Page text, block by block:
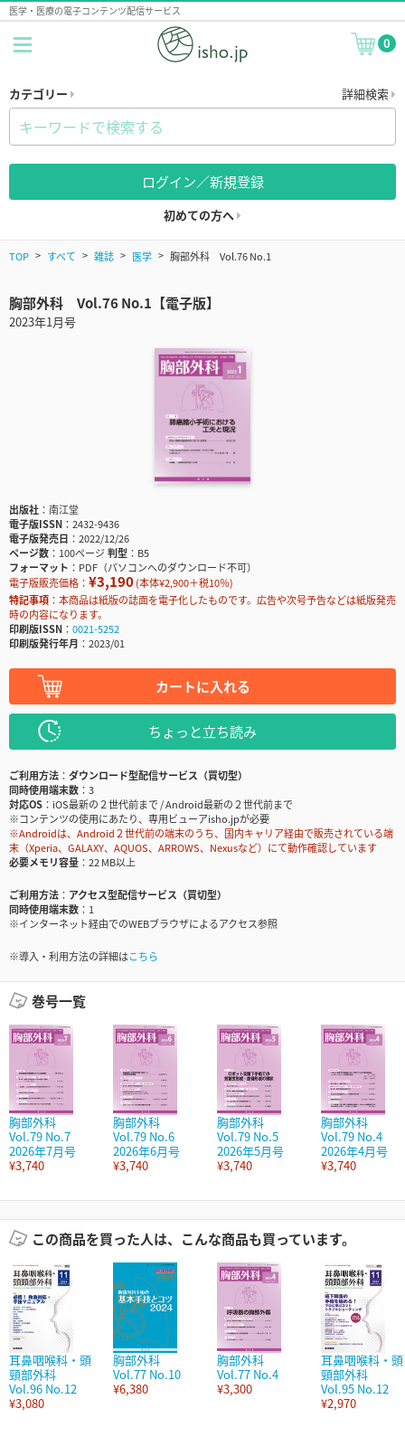
医学・医療の電子コンテンツ配信サービス
0
カテゴリー 詳細検索
ログイン／新規登録
初めての方へ
TOP すべて 雑誌 医学 胸部外科 Vol.76 No.1
胸部外科 Vol.76 No.1【電子版】
2023年1月号
出版社
南江堂
電子版ISSN
2432-9436
電子版発売日
2022/12/26
ページ数
100ページ判型
B5
フォーマット
PDF（パソコンへのダウンロード不可）
電子版販売価格： ¥3,190(本体¥2,900＋税10％)
特記事項
本商品は紙版の誌面を電子化したものです。広告や次号予告などは紙版発売
時の内容になります。
印刷版ISSN
0021-5252
印刷版発行年月
2023/01
カートに入れる
ちょっと立ち読み
ご利用方法
ダウンロード型配信サービス（買切型）
同時使用端末数
3
対応OS
iOS最新の２世代前まで / Android最新の２世代前まで
※コンテンツの使用にあたり、専用ビューアisho.jpが必要
※Androidは、Android２世代前の端末のうち、国内キャリア経由で販売されている端
末（Xperia、GALAXY、AQUOS、ARROWS、Nexusなど）にて動作確認しています
必要メモリ容量
22 MB以上
ご利用方法
アクセス型配信サービス（買切型）
同時使用端末数
1
※インターネット経由でのWEBブラウザによるアクセス参照
※導入・利用方法の詳細はこちら
巻号一覧
胸部外科
Vol.79 No.7
2026年7月号
¥3,740
胸部外科
Vol.79 No.6
2026年6月号
¥3,740
胸部外科
Vol.79 No.5
2026年5月号
¥3,740
胸部外科
Vol.79 No.4
2026年4月号
¥3,740
この商品を買った人は、こんな商品も買っています。
耳鼻咽喉科・頭
頸部外科
Vol.96 No.12
¥3,080
胸部外科
Vol.77 No.10
¥6,380
胸部外科
Vol.77 No.4
¥3,300
耳鼻咽喉科・頭
頸部外科
Vol.95 No.12
¥2,970